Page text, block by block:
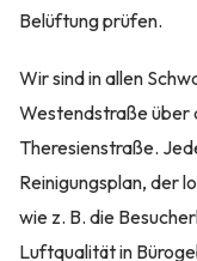
Belüftung prüfen.
Wir sind in allen
Westendstraße über
Theresienstraße.
Reinigungsplan, der
wie z. B. die
Luftqualität in